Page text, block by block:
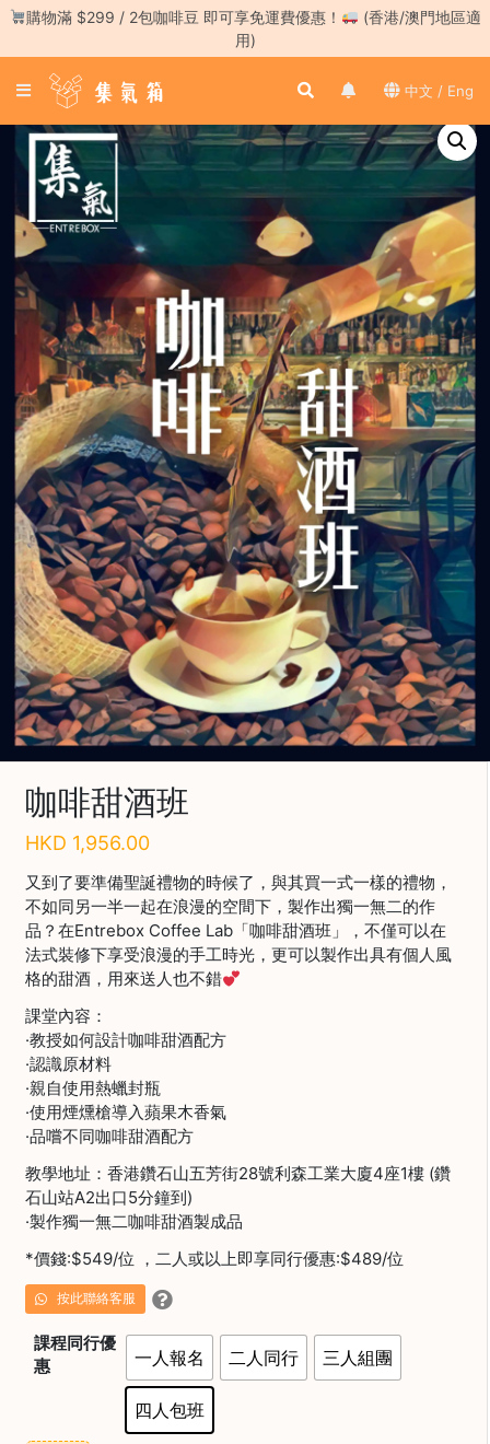
登
／
咖
豆
手
沖
工
具
濃
縮
咖
啡
冷
萃
工
具
虹
吸
工
具
耳
其
咖
咖
啡
烘
焙
其
他
咖
啡
用
品
所
有
產
趣
社
節
Skip購物滿 $299 / 2包咖啡豆 即可享免運費優惠！
(香港/澳門地區適
用)
中文 / Eng
咖啡甜酒班
HKD 1,956.00
又到了要準備聖誕禮物的時候了，與其買一式一樣的禮物，
不如同另一半一起在浪漫的空間下，製作出獨一無二的作
品？在Entrebox Coffee Lab「咖啡甜酒班」，不僅可以在
法式裝修下享受浪漫的手工時光，更可以製作出具有個人風
格的甜酒，用來送人也不錯
課堂內容：
·教授如何設計咖啡甜酒配方
·認識原材料
·親自使用熱蠟封瓶
·使用煙燻槍導入蘋果木香氣
·品嚐不同咖啡甜酒配方
教學地址：香港鑽石山五芳街28號利森工業大廈4座1樓 (鑽
石山站A2出口5分鐘到)
·製作獨一無二咖啡甜酒製成品
*價錢:$549/位 ，二人或以上即享同行優惠:$489/位
按此聯絡客服
課程同行優
惠
一人報名 二人同行 三人組團
四人包班